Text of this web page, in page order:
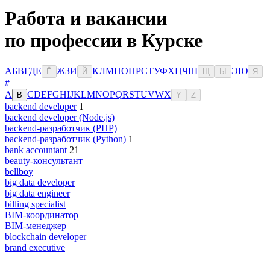
Работа и вакансии
по профессии в Курске
АБВГДЕ Ё ЖЗИ Й КЛМНОПРСТУФХЦЧШ Ы ЭЮ Я
#
A
B CDEFGHIJKLMNOPQRSTUVWX Y Z
backend developer 1
backend developer (Node.js)
backend-разработчик (PHP)
backend-разработчик (Python) 1
bank accountant 21
beauty-консультант
bellboy
big data developer
big data engineer
billing specialist
BIM-координатор
BIM-менеджер
blockchain developer
brand executive